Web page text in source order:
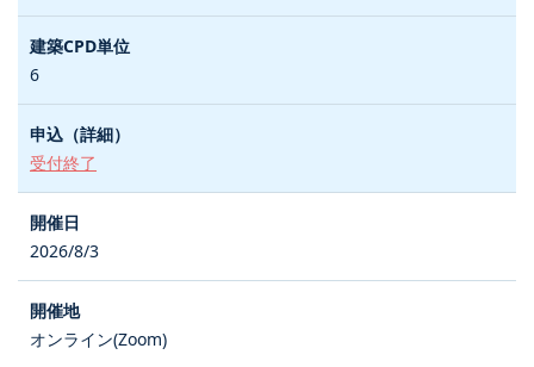
6
受付終了
2026/8/3
オンライン(Zoom)